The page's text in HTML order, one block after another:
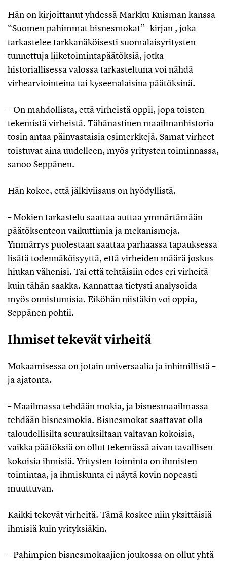
Hän on kirjoittanut yhdessä Markku Kuisman kanssa
“Suomen pahimmat bisnesmokat” -kirjan , joka
tarkastelee tarkkanäköisesti suomalaisyritysten
tunnettuja liiketoimintapäätöksiä, jotka
historiallisessa valossa tarkasteltuna voi nähdä
virhearviointeina tai kyseenalaisina päätöksinä.
– On mahdollista, että virheistä oppii, jopa toisten
tekemistä virheistä. Tähänastinen maailmanhistoria
tosin antaa päinvastaisia esimerkkejä. Samat virheet
toistuvat aina uudelleen, myös yritysten toiminnassa,
sanoo Seppänen.
Hän kokee, että jälkiviisaus on hyödyllistä.
– Mokien tarkastelu saattaa auttaa ymmärtämään
päätöksenteon vaikuttimia ja mekanismeja.
Ymmärrys puolestaan saattaa parhaassa tapauksessa
lisätä todennäköisyyttä, että virheiden määrä joskus
hiukan vähenisi. Tai että tehtäisiin edes eri virheitä
kuin tähän saakka. Kannattaa tietysti analysoida
myös onnistumisia. Eiköhän niistäkin voi oppia,
Seppänen pohtii.
Ihmiset tekevät virheitä
Mokaamisessa on jotain universaalia ja inhimillistä –
ja ajatonta.
– Maailmassa tehdään mokia, ja bisnesmaailmassa
tehdään bisnesmokia. Bisnesmokat saattavat olla
taloudellisilta seurauksiltaan valtavan kokoisia,
vaikka päätöksiä on ollut tekemässä aivan tavallisen
kokoisia ihmisiä. Yritysten toiminta on ihmisten
toimintaa, ja ihmiskunta ei näytä kovin nopeasti
muuttuvan.
Kaikki tekevät virheitä. Tämä koskee niin yksittäisiä
ihmisiä kuin yrityksiäkin.
– Pahimpien bisnesmokaajien joukossa on ollut yhtä